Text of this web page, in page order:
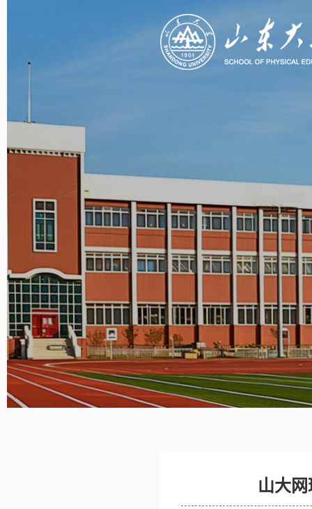
山大